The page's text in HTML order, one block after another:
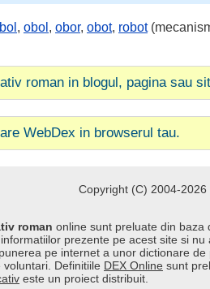
, obol , obor, obot, robot
roman in blogul, pagina sau
WebDex in browserul tau.
Copyright (C) 2004-2026
roman online sunt preluate din baza
prezente pe acest site si
pe internet a unor dictionare
Definitiile DEX Online sunt
este un proiect distribuit.